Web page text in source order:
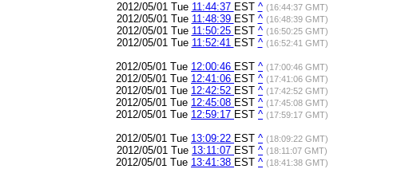
2012/05/01 Tue 11:44:37 EST ^ (16:44:37 GMT)
2012/05/01 Tue 11:48:39 EST ^ (16:48:39 GMT)
2012/05/01 Tue 11:50:25 EST ^ (16:50:25 GMT)
2012/05/01 Tue 11:52:41 EST ^ (16:52:41 GMT)
2012/05/01 Tue 12:00:46 EST ^ (17:00:46 GMT)
2012/05/01 Tue 12:41:06 EST ^ (17:41:06 GMT)
2012/05/01 Tue 12:42:52 EST ^ (17:42:52 GMT)
2012/05/01 Tue 12:45:08 EST ^ (17:45:08 GMT)
2012/05/01 Tue 12:59:17 EST ^ (17:59:17 GMT)
2012/05/01 Tue 13:09:22 EST ^ (18:09:22 GMT)
2012/05/01 Tue 13:11:07 EST ^ (18:11:07 GMT)
2012/05/01 Tue 13:41:38 EST ^ (18:41:38 GMT)